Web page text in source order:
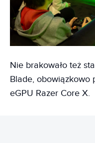
Nie brakowało też
Blade, obowiązkowo
eGPU Razer Core X.